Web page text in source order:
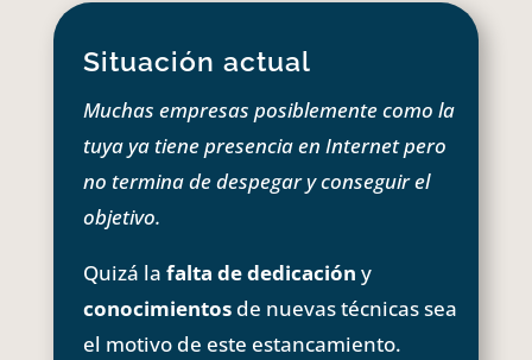
Situación actual
Muchas empresas posiblemente como la
tuya ya tiene presencia en Internet pero
no termina de despegar y conseguir el
objetivo.
Quizá la falta de dedicación y
conocimientosde nuevas técnicas sea
el motivo de este estancamiento.